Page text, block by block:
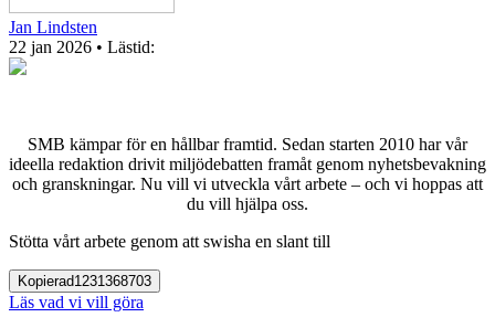
Jan Lindsten
22 jan 2026 • Lästid:
SMB kämpar för en hållbar framtid. Sedan starten 2010 har vår
ideella redaktion drivit miljödebatten framåt genom nyhetsbevakning
och granskningar. Nu vill vi utveckla vårt arbete – och vi hoppas att
du vill hjälpa oss.
Stötta vårt arbete genom att swisha en slant till
Kopierad1231368703
Läs vad vi vill göra